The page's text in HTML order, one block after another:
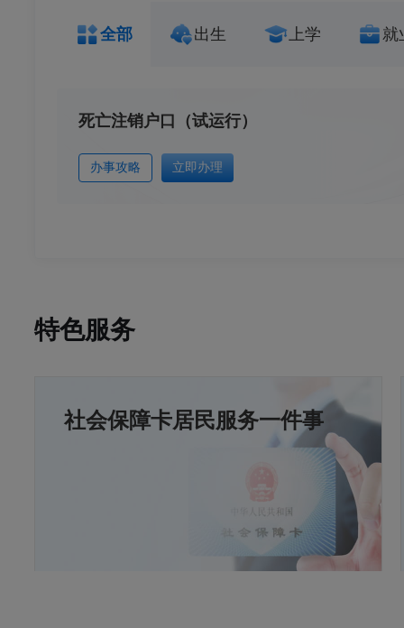
全部 出生 上学 就
死亡注销户口（试运行）
办事攻略 立即办理
特色服务
社会保障卡居民服务一件事